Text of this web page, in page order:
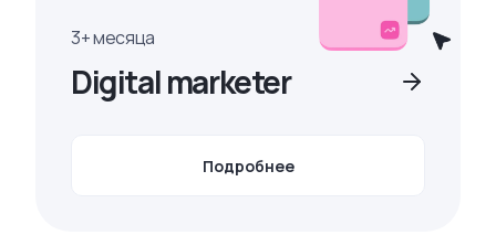
3+ месяца
Digital marketer
Подробнее